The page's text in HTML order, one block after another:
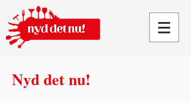
Nyd det nu!